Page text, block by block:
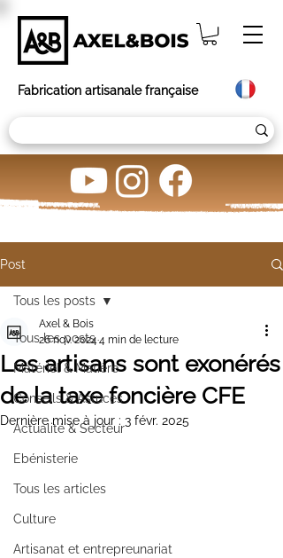
Fabrication artisanale française
Post
Tous les posts
Matériel & Matière
Conseils & Astuces
Actualité & Secteur
Ebénisterie
Tous les articles
Culture
Artisanat et entrepreunariat
Tous les posts
Les artisans sont exonérés
de la taxe foncière CFE
Axel & Bois
26 nov. 20244 min de lecture
Dernière mise à jour : 3 févr. 2025